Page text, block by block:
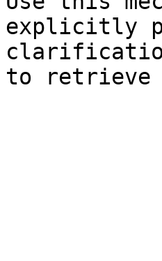
explicitly